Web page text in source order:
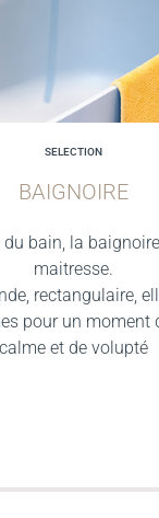
SELECTION
BAIGNOIRE
du bain, la
maitresse.
rectangulaire,
pour un moment
calme et de volupté